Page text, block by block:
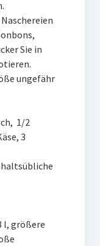
Sie in
ungefähr
1/2
3
l, größere